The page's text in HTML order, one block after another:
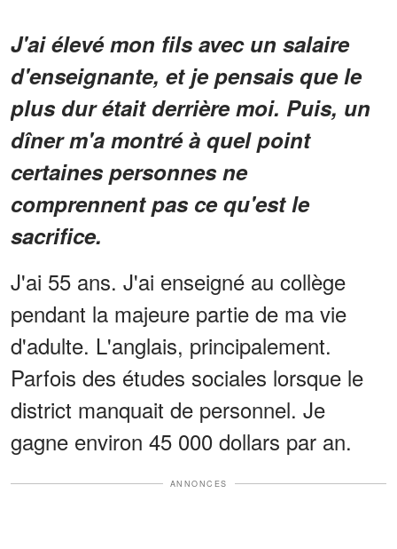
J'ai élevé mon fils avec un salaire
d'enseignante, et je pensais que le
plus dur était derrière moi. Puis, un
dîner m'a montré à quel point
certaines personnes ne
comprennent pas ce qu'est le
sacrifice.
J'ai 55 ans. J'ai enseigné au collège
pendant la majeure partie de ma vie
d'adulte. L'anglais, principalement.
Parfois des études sociales lorsque le
district manquait de personnel. Je
gagne environ 45 000 dollars par an.
ANNONCES